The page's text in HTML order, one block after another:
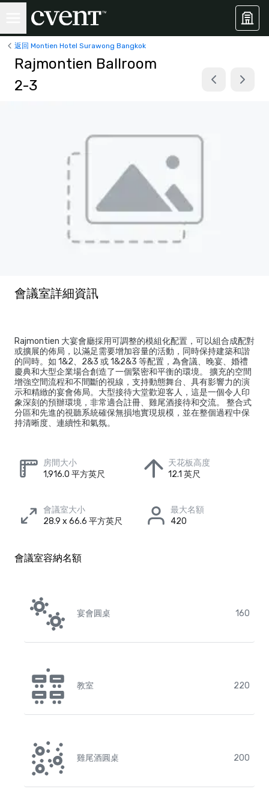
返回 Montien Hotel Surawong Bangkok
Rajmontien Ballroom
2-3
會議室詳細資訊
Rajmontien 大宴會廳採用可調整的模組化配置，可以組合成配對
或擴展的佈局，以滿足需要增加容量的活動，同時保持建築和諧
的同時。如 1&2、2&3 或 1&2&3 等配置，為會議、晚宴、婚禮
慶典和大型企業場合創造了一個緊密和平衡的環境。 擴充的空間
增強空間流程和不間斷的視線，支持動態舞台、具有影響力的演
示和精緻的宴會佈局。大型接待大堂歡迎客人，這是一個令人印
象深刻的預辦環境，非常適合註冊、雞尾酒接待和交流。 整合式
分區和先進的視聽系統確保無損地實現規模，並在整個過程中保
持清晰度、連續性和氣氛。
房間大小
1,916.0 平方英尺
天花板高度
12.1 英尺
會議室大小
28.9 x 66.6 平方英尺
最大名額
420
會議室容納名額
宴會圓桌 160
教室 220
雞尾酒圓桌 200